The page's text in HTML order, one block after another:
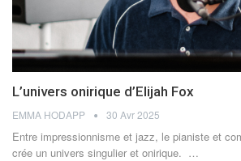
L’univers onirique d’Elijah Fox
EMMA HODAPP 30 Avr 2025
Entre impressionnisme et jazz, le pianiste et
crée un univers singulier et onirique.
…